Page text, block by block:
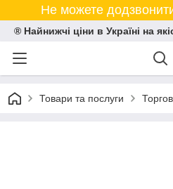
Не можете
® Найнижчі ціни в Україні на
Товари та послуги